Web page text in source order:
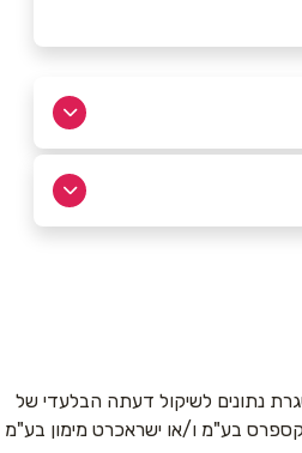
נתונים לשיקול דעתה הבלעדי של
בע"מ ו/או ישראכרט מימון בע"מ